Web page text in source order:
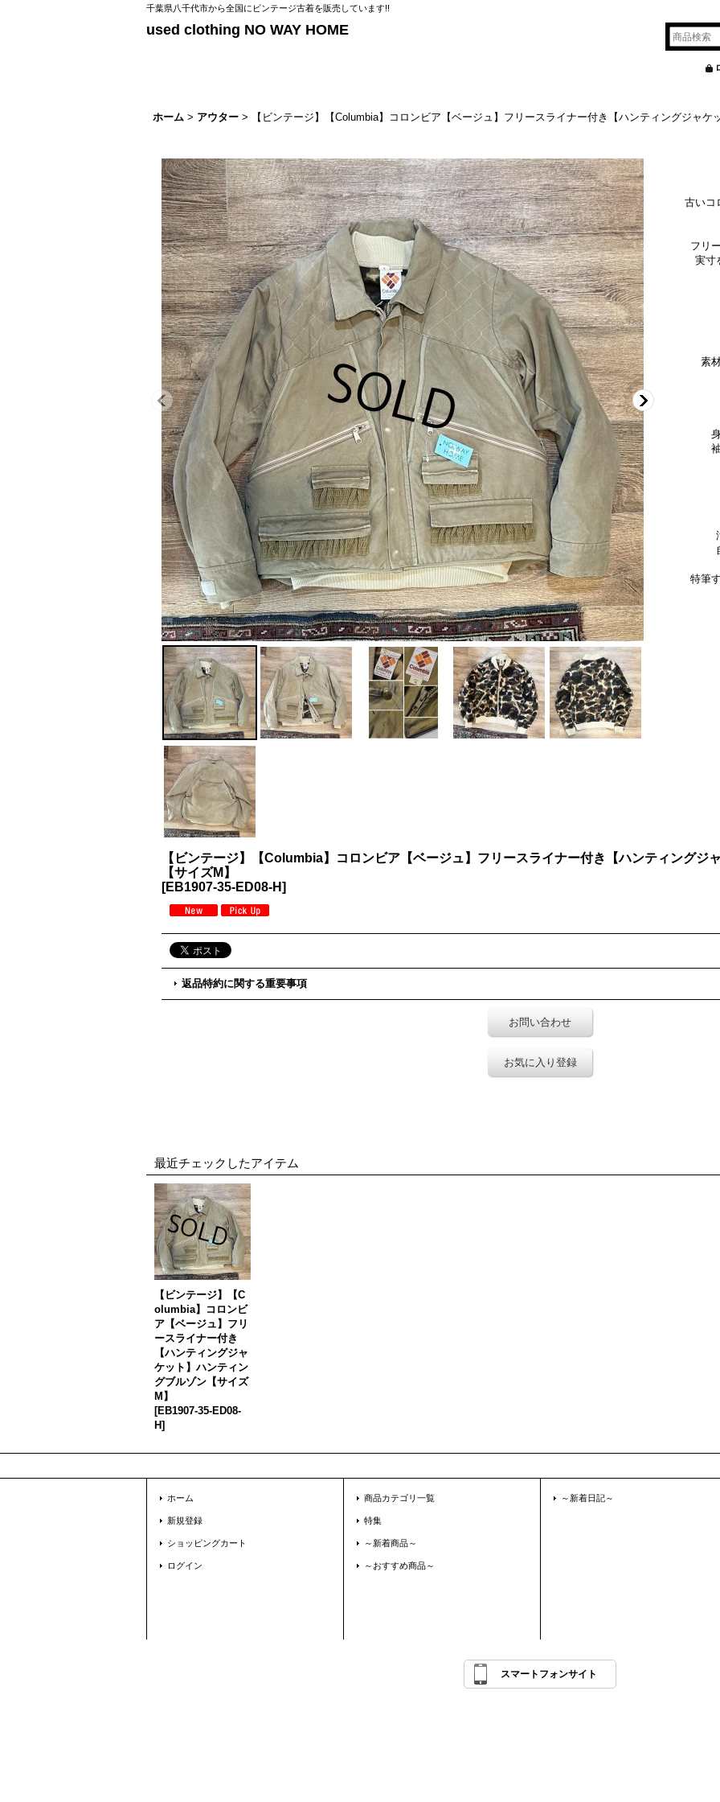
千葉県八千代市から全国にビンテージ古着を販売しています!!
used clothing NO WAY HOME
ホーム > アウター > 【ビンテージ】【Columbia】コロンビア【ベージュ】フリースライナー付き【ハンティングジャ
古いコ
フリ
実寸
素
身
袖
特筆
【ビンテージ】【Columbia】コロンビア【ベージュ】フリースライナー付き【ハンティングジ
【サイズM】
[EB1907-35-ED08-H]
返品特約に関する重要事項
お問い合わせ
お気に入り登録
最近チェックしたアイテム
【ビンテージ】【C
olumbia】コロンビ
ア【ベージュ】フリ
ースライナー付き
【ハンティングジャ
ケット】ハンティン
グブルゾン【サイズ
M】
[EB1907-35-ED08-
H]
ホーム
新規登録
ショッピングカート
ログイン
商品カテゴリ一覧
特集
～新着商品～
～おすすめ商品～
～新着日記～
スマートフォンサイト